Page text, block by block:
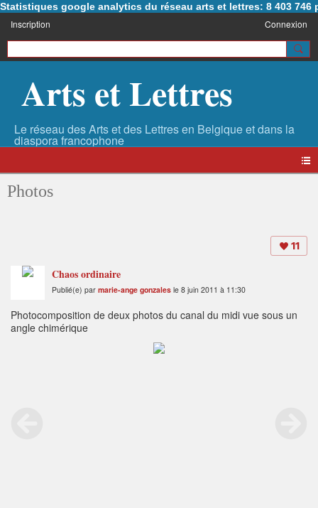
Statistiques google analytics du réseau arts et lettres: 8 403 746
Inscription Connexion
Arts et Lettres
Photos
11
Chaos ordinaire
Publié(e) par marie-ange gonzales le 8 juin 2011 à 11:30
Photocomposition de deux photos du canal du midi vue sous un
angle chimérique